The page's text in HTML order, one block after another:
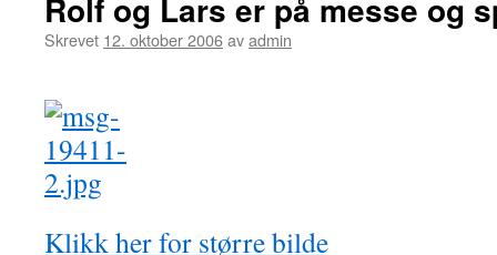
Rolf og Lars er på messe og
Skrevet 12. oktober 2006avadmin
Klikk her for større bilde